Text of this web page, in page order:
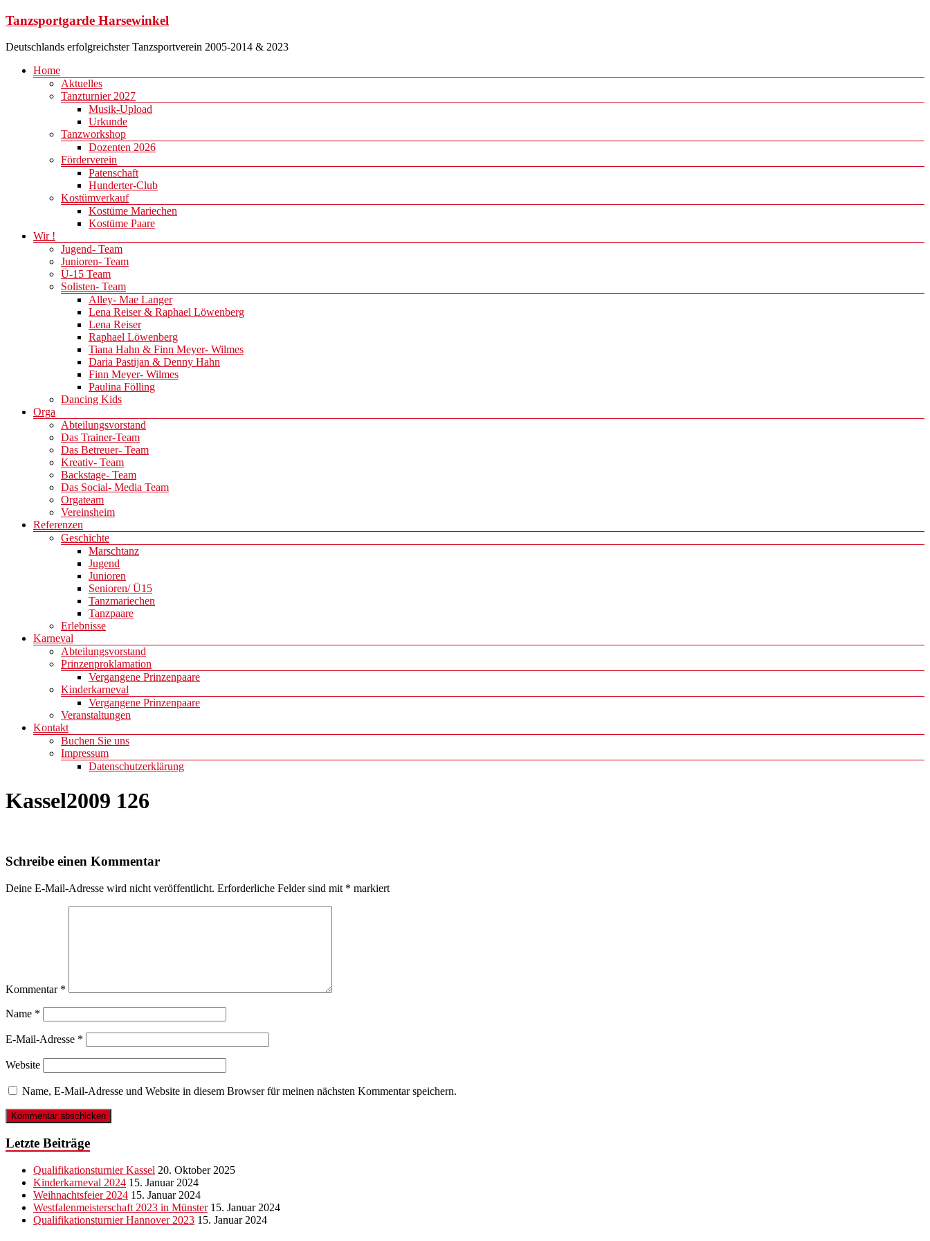
Zum
springen
Tanzsportgarde Harsewinkel
Deutschlands erfolgreichster Tanzsportverein 2005-2014 & 2023
Menü
Home
Aktuelles
Tanzturnier 2027
Musik-Upload
Urkunde
Tanzworkshop
Dozenten 2026
Förderverein
Patenschaft
Hunderter-Club
Kostümverkauf
Kostüme Mariechen
Kostüme Paare
Wir !
Jugend- Team
Junioren- Team
Ü-15 Team
Solisten- Team
Alley- Mae Langer
Lena Reiser & Raphael Löwenberg
Lena Reiser
Raphael Löwenberg
Tiana Hahn & Finn Meyer- Wilmes
Daria Pastijan & Denny Hahn
Finn Meyer- Wilmes
Paulina Fölling
Dancing Kids
Orga
Abteilungsvorstand
Das Trainer-Team
Das Betreuer- Team
Kreativ- Team
Backstage- Team
Das Social- Media Team
Orgateam
Vereinsheim
Referenzen
Geschichte
Marschtanz
Jugend
Junioren
Senioren/ Ü15
Tanzmariechen
Tanzpaare
Erlebnisse
Karneval
Abteilungsvorstand
Prinzenproklamation
Vergangene Prinzenpaare
Kinderkarneval
Vergangene Prinzenpaare
Veranstaltungen
Kontakt
Buchen Sie uns
Impressum
Datenschutzerklärung
Kassel2009 126
Schreibe einen Kommentar
Deine E-Mail-Adresse wird nicht veröffentlicht. Erforderliche Felder sind mit * markiert
Kommentar *
Name *
E-Mail-Adresse *
Website
Name, E-Mail-Adresse und Website in diesem Browser für meinen nächsten Kommentar speichern.
Letzte Beiträge
Qualifikationsturnier Kassel 20. Oktober 2025
Kinderkarneval 2024 15. Januar 2024
Weihnachtsfeier 2024 15. Januar 2024
Westfalenmeisterschaft 2023 in Münster 15. Januar 2024
Qualifikationsturnier Hannover 2023 15. Januar 2024